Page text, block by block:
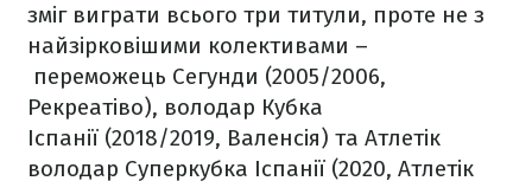
зміг виграти всього три титули, проте не з
найзірковішими колективами –
переможець Сегунди (2005/2006,
Рекреатіво), володар Кубка
Іспанії (2018/2019, Валенсія) та Атлетік
володар Суперкубка Іспанії (2020, Атлетік